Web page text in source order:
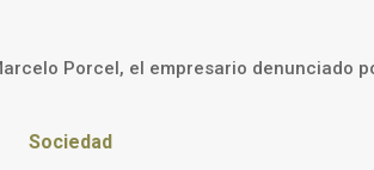
Porcel, el empresario denunciado
Sociedad